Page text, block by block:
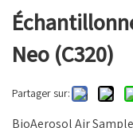
Neo (C320)
Partager sur:
BioAerosol Air